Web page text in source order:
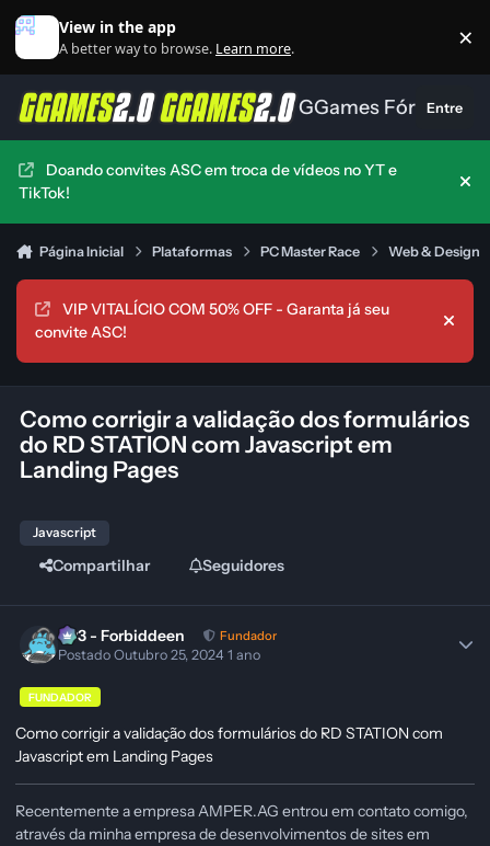
Ir para conteúdo
View in the app
A better way to browse. Learn more. ×
GGames FórumEntre
Doando convites ASC em troca de vídeos no YT e
TikTok!
Página Inicial Plataformas PC Master Race Web & Design
VIP VITALÍCIO COM 50% OFF - Garanta já seu
convite ASC!
Hide
Como corrigir a validação dos formulários
do RD STATION com Javascript em
Landing Pages
Javascript
Compartilhar Seguidores
403 - Forbiddeen Fundador
PostadoOutubro 25, 20241 ano
FUNDADOR
Como corrigir a validação dos formulários do RD STATION com
Javascript em Landing Pages
Recentemente a empresa AMPER.AG entrou em contato comigo,
através da minha empresa de desenvolvimentos de sites em